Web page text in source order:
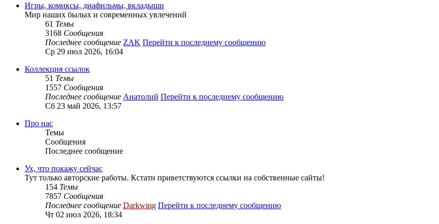
Игры, комиксы, диафильмы, вкладыши
Мир наших былых и современных увлечений
61 Темы
3168 Сообщения
Последнее сообщение ZAK Перейти к последнему сообщению
Ср 29 июл 2026, 16:04
Коллекция ссылок
51 Темы
1557 Сообщения
Последнее сообщение Анатолий Перейти к последнему сообщению
Сб 23 май 2026, 13:57
Про нас
Темы
Сообщения
Последнее сообщение
Ух, что покажу сейчас
Тут только авторские работы. Кстати приветствуются ссылки на собственные сайты!
154 Темы
7857 Сообщения
Последнее сообщение Darkwing Перейти к последнему сообщению
Чт 02 июл 2026, 18:34